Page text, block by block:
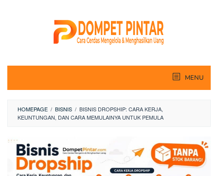
MENU
HOMEPAGE / BISNIS / BISNIS DROPSHIP: CARA KERJA,
KEUNTUNGAN, DAN CARA MEMULAINYA UNTUK PEMULA